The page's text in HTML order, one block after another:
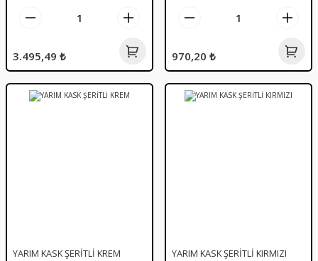
3.495,49 ₺ 970,20 ₺
YARIM KASK ŞERİTLİ KREM YARIM KASK ŞERİTLİ KIRMIZI